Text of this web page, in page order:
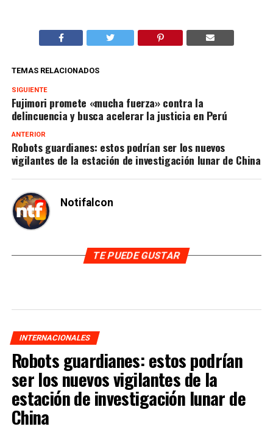
TEMAS RELACIONADOS
SIGUIENTE
Fujimori promete «mucha fuerza» contra la
delincuencia y busca acelerar la justicia en Perú
ANTERIOR
Robots guardianes: estos podrían ser los nuevos
vigilantes de la estación de investigación lunar de China
Notifalcon
TE PUEDE GUSTAR
INTERNACIONALES
Robots guardianes: estos podrían
ser los nuevos vigilantes de la
estación de investigación lunar de
China